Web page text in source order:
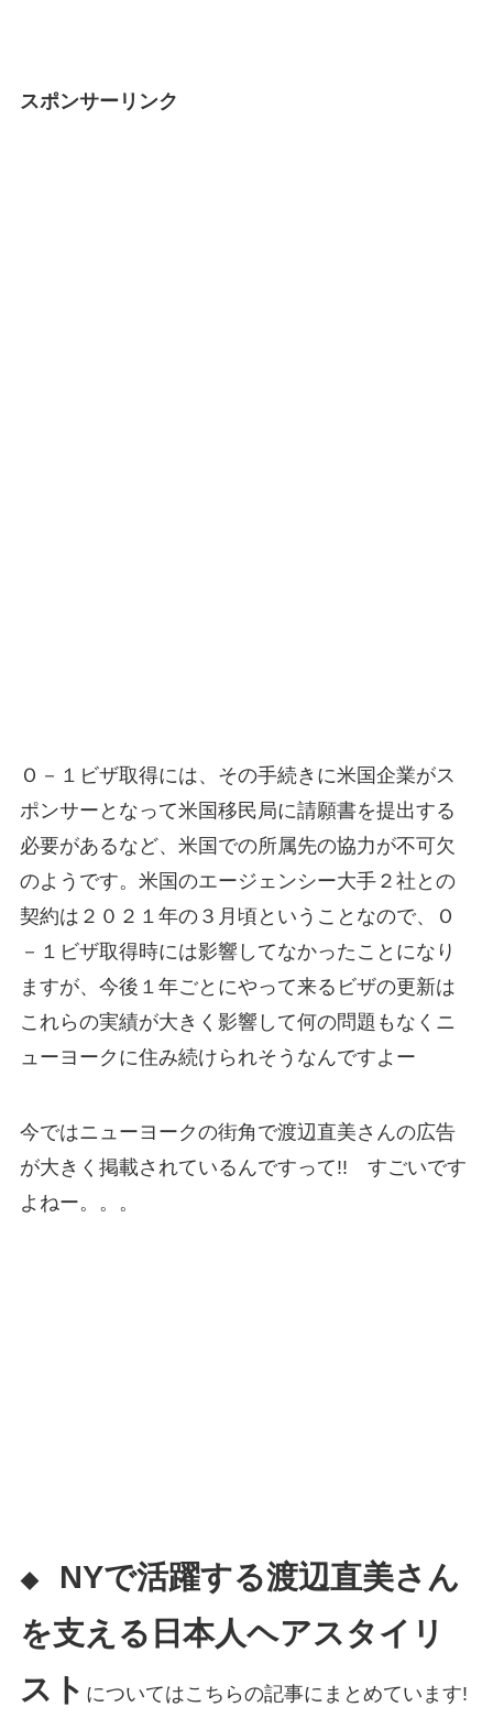
スポンサーリンク
Ｏ－１ビザ取得には、その手続きに米国企業がス
ポンサーとなって米国移民局に請願書を提出する
必要があるなど、米国での所属先の協力が不可欠
のようです。米国のエージェンシー大手２社との
契約は２０２１年の３月頃ということなので、Ｏ
－１ビザ取得時には影響してなかったことになり
ますが、今後１年ごとにやって来るビザの更新は
これらの実績が大きく影響して何の問題もなくニ
ューヨークに住み続けられそうなんですよー
今ではニューヨークの街角で渡辺直美さんの広告
が大きく掲載されているんですって!! すごいです
よねー。。。
◆
NYで活躍する渡辺直美さん
を支える日本人ヘアスタイリ
スト についてはこちらの記事にまとめています!